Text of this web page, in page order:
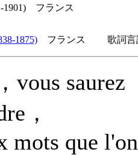
1901) フランス
1875) フランス 歌詞言
vous saurez
，
mots que l'on